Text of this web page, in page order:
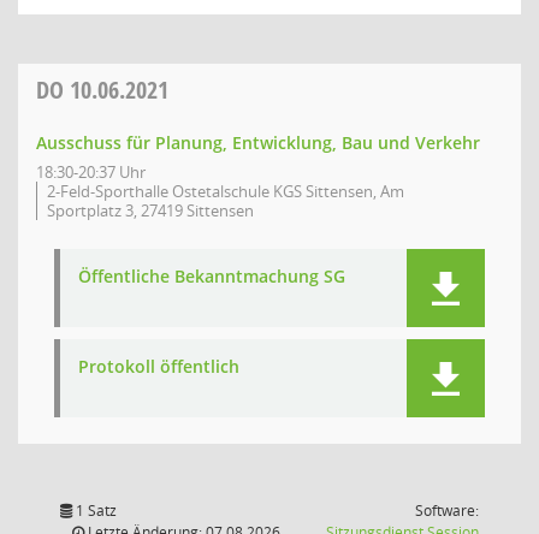
DO 10.06.2021
Ausschuss für Planung, Entwicklung, Bau und Verkehr
18:30-20:37 Uhr
2-Feld-Sporthalle Ostetalschule KGS Sittensen, Am
Sportplatz 3, 27419 Sittensen
Öffentliche Bekanntmachung SG
Protokoll öffentlich
1 Satz
Software: